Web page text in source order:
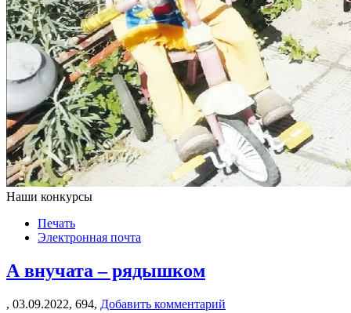
Наши конкурсы
Печать
Электронная почта
А внучата – рядышком
, 03.09.2022, 694, Добавить комментарий